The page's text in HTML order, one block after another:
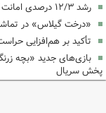
رشد ۱۲/۳ درصدی امانت کتاب در مراکز فرهنگی‌هنری کانون
«درخت گیلاس» در
تأکید بر هم‌افزایی
بازی‌های جدید «بچه
پخش سریال